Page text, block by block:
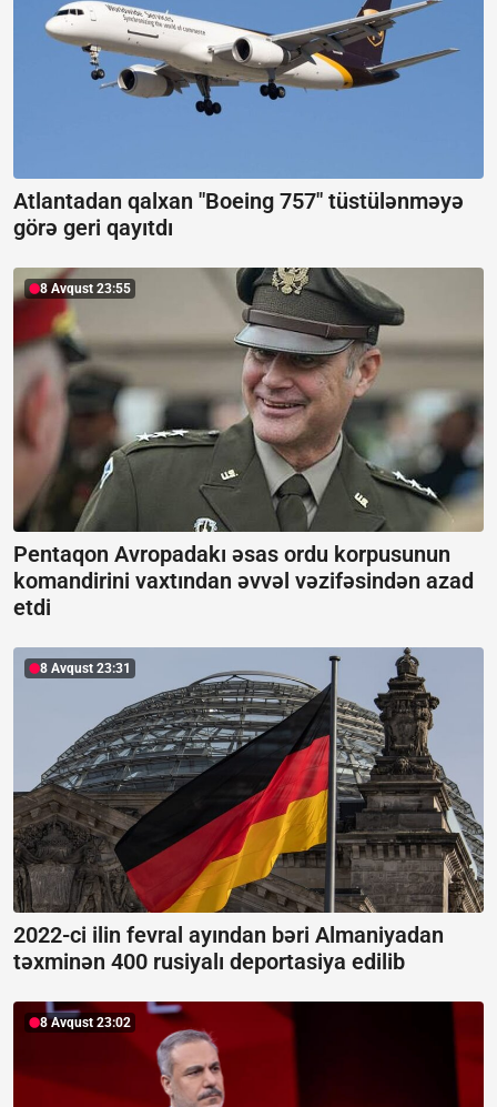
Atlantadan qalxan "Boeing 757" tüstülənməyə
görə geri qayıtdı
8 Avqust 23:55
Pentaqon Avropadakı əsas ordu korpusunun
komandirini vaxtından əvvəl vəzifəsindən azad
etdi
8 Avqust 23:31
2022-ci ilin fevral ayından bəri Almaniyadan
təxminən 400 rusiyalı deportasiya edilib
8 Avqust 23:02